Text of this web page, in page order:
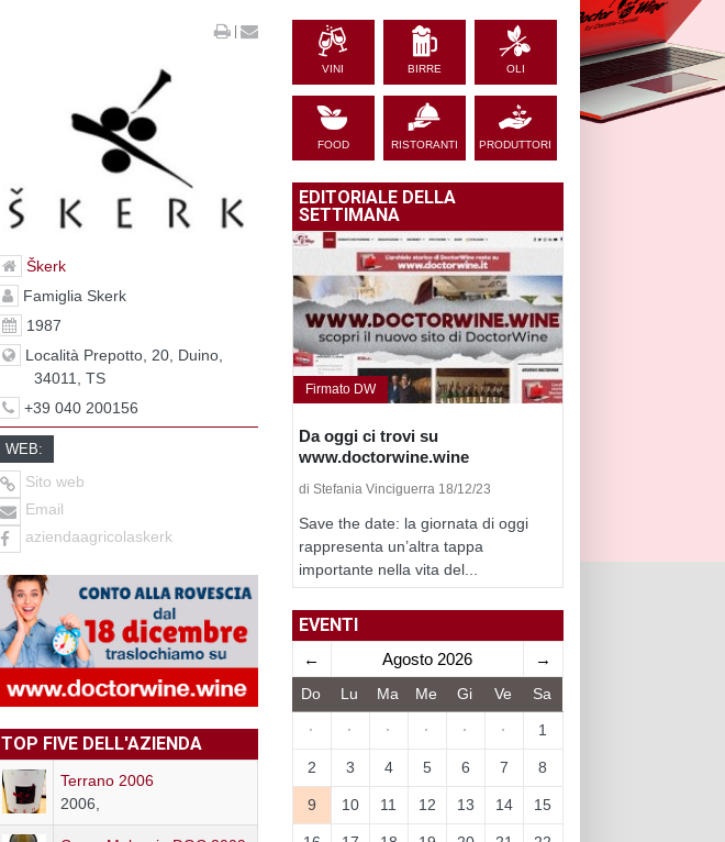
|
Škerk
Famiglia Skerk
1987
Località Prepotto, 20, Duino,
34011, TS
+39 040 200156
WEB:
Sito web
Email
aziendaagricolaskerk
TOP FIVE DELL'AZIENDA
Terrano 2006
2006,
VINI BIRRE OLI
FOOD RISTORANTI PRODUTTORI
EDITORIALE DELLA
SETTIMANA
Firmato DW
Da oggi ci trovi su
www.doctorwine.wine
di Stefania Vinciguerra 18/12/23
Save the date: la giornata di oggi
rappresenta un’altra tappa
importante nella vita del...
EVENTI
← Agosto 2026 →
Do Lu Ma Me Gi Ve Sa
· · · · · · 1
2 3 4 5 6 7 8
9 10 11 12 13 14 15